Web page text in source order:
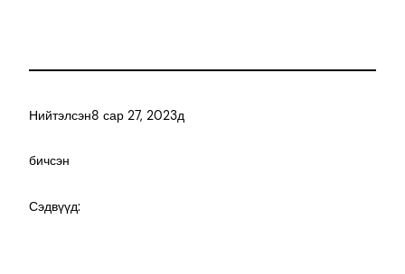
Нийтэлсэн8 сар 27, 2023д
бичсэн
Сэдвүүд: